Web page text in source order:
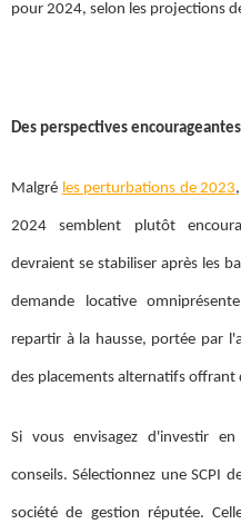
pour 2024, selon les projections
Des perspectives
Malgré les perturbations de 2023
2024 semblent plutôt
devraient se stabiliser après les
demande locative
repartir à la hausse, portée par
des placements alternatifs offrant
Si vous envisagez d'investir
conseils. Sélectionnez une SCPI
société de gestion réputée.